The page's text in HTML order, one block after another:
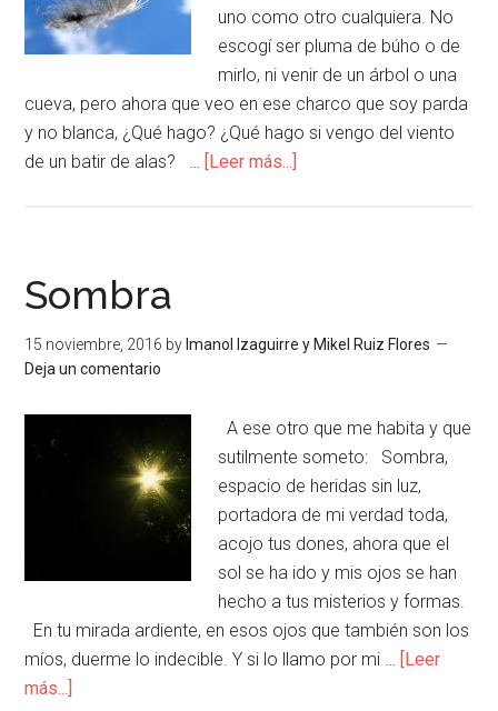
uno como otro cualquiera. No
escogí ser pluma de búho o de
mirlo, ni venir de un árbol o una
cueva, pero ahora que veo en ese charco que soy parda
y no blanca, ¿Qué hago? ¿Qué hago si vengo del viento
de un batir de alas? … [Leer más...]
Sombra
15 noviembre, 2016 by Imanol Izaguirre y Mikel Ruiz Flores
Deja un comentario
A ese otro que me habita y que
sutilmente someto: Sombra,
espacio de heridas sin luz,
portadora de mi verdad toda,
acojo tus dones, ahora que el
sol se ha ido y mis ojos se han
hecho a tus misterios y formas.
En tu mirada ardiente, en esos ojos que también son los
míos, duerme lo indecible. Y si lo llamo por mi … [Leer
más...]